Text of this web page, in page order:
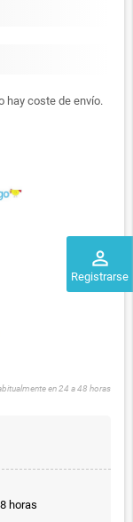
perm_identity
Registrarse
hay coste de envío.
en 24 a 48 horas
horas